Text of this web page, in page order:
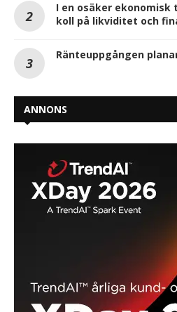
I en osäker
koll på likviditet och
Ränteuppgången
ANNONS